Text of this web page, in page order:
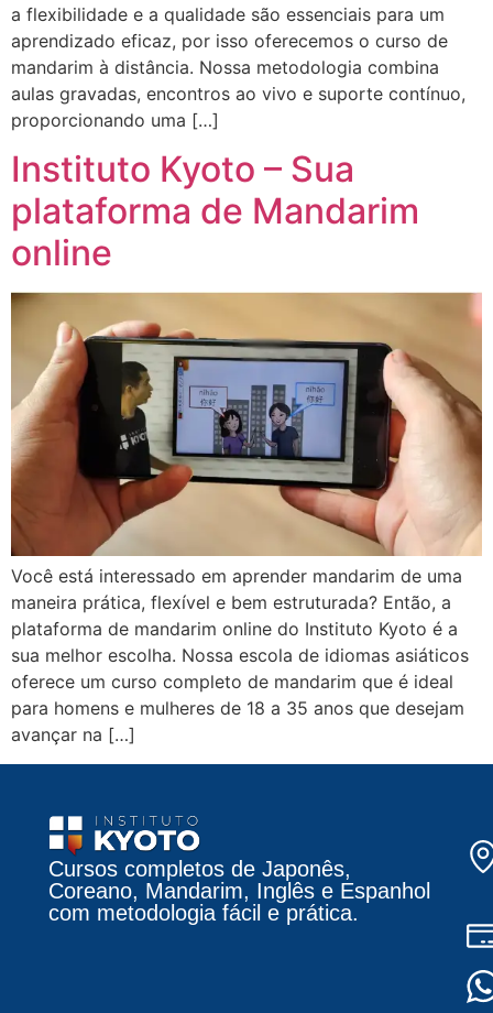
a flexibilidade e a qualidade são essenciais para um
aprendizado eficaz, por isso oferecemos o curso de
mandarim à distância. Nossa metodologia combina
aulas gravadas, encontros ao vivo e suporte contínuo,
proporcionando uma […]
Instituto Kyoto – Sua
plataforma de Mandarim
online
Você está interessado em aprender mandarim de uma
maneira prática, flexível e bem estruturada? Então, a
plataforma de mandarim online do Instituto Kyoto é a
sua melhor escolha. Nossa escola de idiomas asiáticos
oferece um curso completo de mandarim que é ideal
para homens e mulheres de 18 a 35 anos que desejam
avançar na […]
Cursos completos de Japonês,
Coreano, Mandarim, Inglês e Espanhol
com metodologia fácil e prática.